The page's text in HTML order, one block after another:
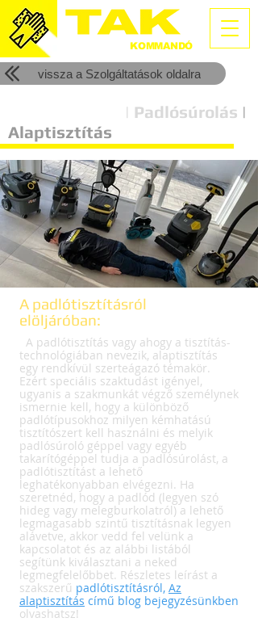
KOMMANDÓ
vissza a Szolgáltatások oldalra
| Padlósúrolás |
Alaptisztítás
A padlótisztításról
elöljáróban:
A padlótisztítás vagy ahogy a tisztítás-
technológiában nevezik, alaptisztítás
egy rendkívül szerteágazó témakör.
Ezért speciális szaktudást igényel,
ugyanis a szakmunkát végző személynek
ismernie kell, hogy a különböző
padlótípusokhoz milyen kémhatású
tisztítószert kell használni és melyik
padlósúroló géppel vagy egyéb
takarítógéppel tudja a padlósúrolást, a
padlótisztítást a lehető
leghatékonyabban elvégezni. Ha
szeretnéd, hogy a padlód (legyen szó
hideg vagy melegburkolatról) a lehető
legmagasabb szintű tisztításnak legyen
alávetve, akkor vedd fel velünk a
kapcsolatot és az alábbi listából
segítünk kiválasztani a neked
legmegfelelőbbet. Részletes leírást a
szakszerű padlótisztításról, Az
alaptisztítás című blog bejegyzésünkben
olvashatsz!